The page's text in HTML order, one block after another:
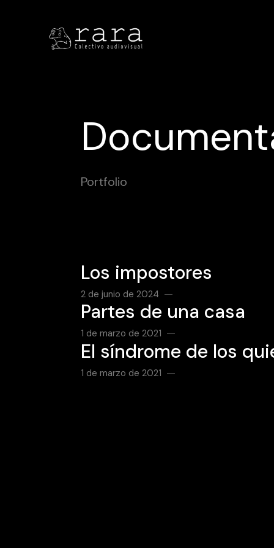
Portfolio
Los impostores
2 de junio de 2024
Partes de una casa
1 de marzo de 2021
El síndrome de los
1 de marzo de 2021